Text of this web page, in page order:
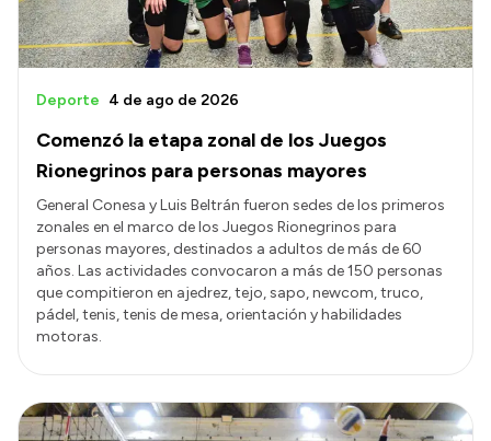
Comenzó la etapa zonal de los Juegos
Rionegrinos para personas mayores
Deporte 4 de ago de 2026
General Conesa y Luis Beltrán fueron sedes de los primeros
zonales en el marco de los Juegos Rionegrinos para
personas mayores, destinados a adultos de más de 60
años. Las actividades convocaron a más de 150 personas
que compitieron en ajedrez, tejo, sapo, newcom, truco,
pádel, tenis, tenis de mesa, orientación y habilidades
motoras.